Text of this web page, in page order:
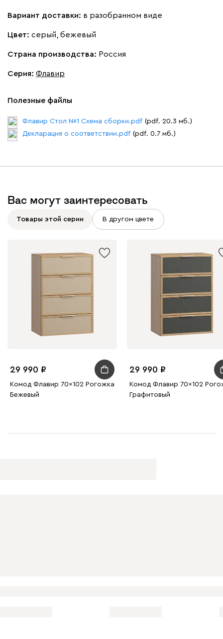
Вариант доставки: в разобранном виде
Цвет: серый, бежевый
Страна производства: Россия
Серия: Флавир
Полезные файлы
Флавир Стол №1 Схема сборки.pdf (pdf. 20.3 мб.)
Декларация о соответствии.pdf (pdf. 0.7 мб.)
Вас могут заинтересовать
Товары этой серии В другом цвете
29 990
Комод Флавир 70x102 Рогожка
Бежевый
29 990
Комод Флавир 70x102
Графитовый